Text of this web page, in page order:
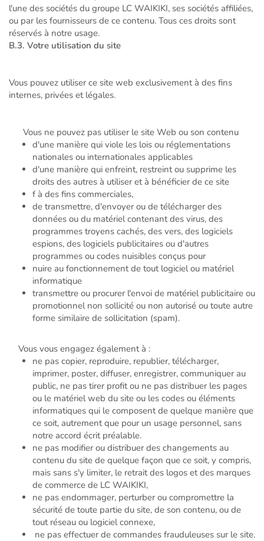
l'une des sociétés du groupe LC WAIKIKI, ses sociétés affiliées,
ou par les fournisseurs de ce contenu. Tous ces droits sont
réservés à notre usage.
B.3. Votre utilisation du site
Vous pouvez utiliser ce site web exclusivement à des fins
internes, privées et légales.
Vous ne pouvez pas utiliser le site Web ou son contenu
d'une manière qui viole les lois ou réglementations
nationales ou internationales applicables
d'une manière qui enfreint, restreint ou supprime les
droits des autres à utiliser et à bénéficier de ce site
f à des fins commerciales,
de transmettre, d'envoyer ou de télécharger des
données ou du matériel contenant des virus, des
programmes troyens cachés, des vers, des logiciels
espions, des logiciels publicitaires ou d'autres
programmes ou codes nuisibles conçus pour
nuire au fonctionnement de tout logiciel ou matériel
informatique
transmettre ou procurer l'envoi de matériel publicitaire ou
promotionnel non sollicité ou non autorisé ou toute autre
forme similaire de sollicitation (spam).
Vous vous engagez également à :
ne pas copier, reproduire, republier, télécharger,
imprimer, poster, diffuser, enregistrer, communiquer au
public, ne pas tirer profit ou ne pas distribuer les pages
ou le matériel web du site ou les codes ou éléments
informatiques qui le composent de quelque manière que
ce soit, autrement que pour un usage personnel, sans
notre accord écrit préalable.
ne pas modifier ou distribuer des changements au
contenu du site de quelque façon que ce soit, y compris,
mais sans s'y limiter, le retrait des logos et des marques
de commerce de LC WAIKIKI,
ne pas endommager, perturber ou compromettre la
sécurité de toute partie du site, de son contenu, ou de
tout réseau ou logiciel connexe,
ne pas effectuer de commandes frauduleuses sur le site.